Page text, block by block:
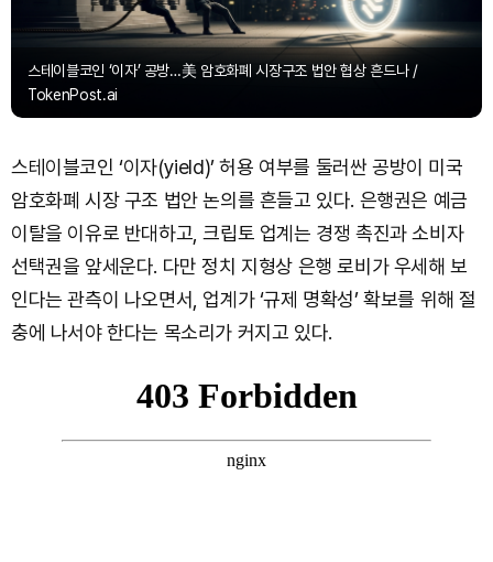
스테이블코인 ‘이자’ 공방…美 암호화폐 시장구조 법안 협상 흔드나 /
TokenPost.ai
스테이블코인 ‘이자(yield)’ 허용 여부를 둘러싼 공방이 미국
암호화폐 시장 구조 법안 논의를 흔들고 있다. 은행권은 예금
이탈을 이유로 반대하고, 크립토 업계는 경쟁 촉진과 소비자
선택권을 앞세운다. 다만 정치 지형상 은행 로비가 우세해 보
인다는 관측이 나오면서, 업계가 ‘규제 명확성’ 확보를 위해 절
충에 나서야 한다는 목소리가 커지고 있다.